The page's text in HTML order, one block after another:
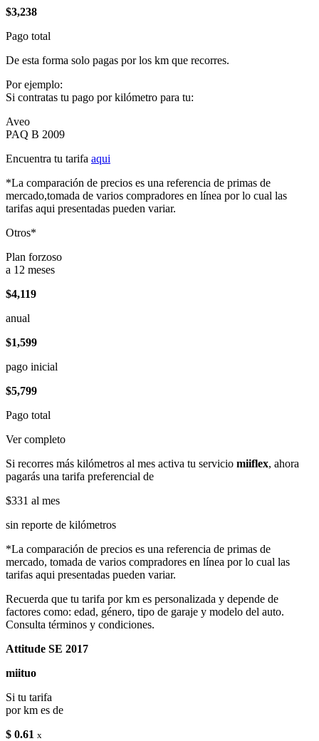
$3,238
Pago total
De esta forma solo pagas por los km que recorres.
Por ejemplo:
Si contratas tu pago por kilómetro para tu:
Aveo
PAQ B 2009
Encuentra tu tarifa aqui
*La comparación de precios es una referencia de primas de
mercado,tomada de varios compradores en línea por lo cual las
tarifas aqui presentadas pueden variar.
Otros*
Plan forzoso
a 12 meses
$4,119
anual
$1,599
pago inicial
$5,799
Pago total
Ver completo
Si recorres más kilómetros al mes activa tu servicio miiflex, ahora
pagarás una tarifa preferencial de
$331 al mes
sin reporte de kilómetros
*La comparación de precios es una referencia de primas de
mercado, tomada de varios compradores en línea por lo cual las
tarifas aqui presentadas pueden variar.
Recuerda que tu tarifa por km es personalizada y depende de
factores como: edad, género, tipo de garaje y modelo del auto.
Consulta términos y condiciones.
Attitude SE 2017
miituo
Si tu tarifa
por km es de
$ 0.61 x